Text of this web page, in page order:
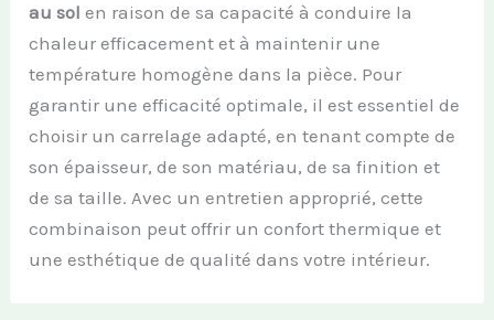
au sol en raison de sa capacité à conduire la
chaleur efficacement et à maintenir une
température homogène dans la pièce. Pour
garantir une efficacité optimale, il est essentiel de
choisir un carrelage adapté, en tenant compte de
son épaisseur, de son matériau, de sa finition et
de sa taille. Avec un entretien approprié, cette
combinaison peut offrir un confort thermique et
une esthétique de qualité dans votre intérieur.